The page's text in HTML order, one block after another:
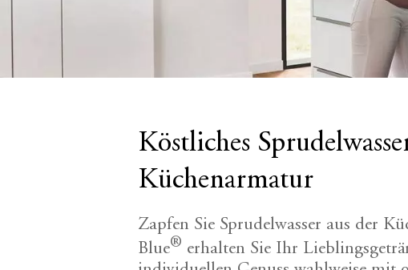
Köstliches
Küchenarmatur
Zapfen Sie Sprudelwasser aus der
Blue® erhalten Sie Ihr